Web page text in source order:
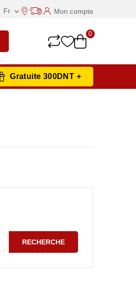
Fr  Mon compte
0
Gratuite 300DNT +
RECHERCHE